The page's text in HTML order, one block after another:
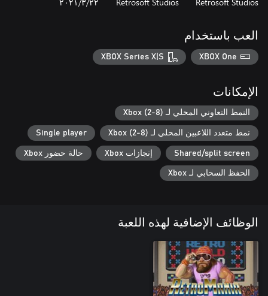
العب باستخدام
XBOX One
XBOX Series X|S
الإمكانات
النمط التعاوني المحلي لـ Xbox (2-8)
نمط متعدد اللاعبين المحلي لـ Xbox (2-8) Single player
Shared/split screen إنجازات Xbox حالة حضور Xbox
الحفظ السحابي لـ Xbox
الوظائف الإضافية لهذه اللعبة